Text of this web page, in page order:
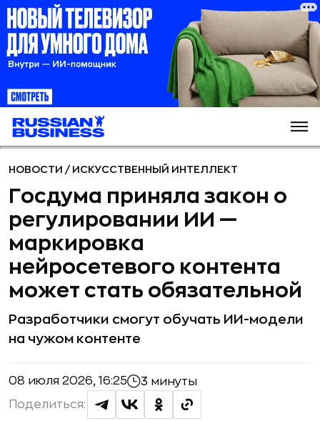
НОВОСТИ / ИСКУССТВЕННЫЙ ИНТЕЛЛЕКТ
Госдума приняла закон о
регулировании ИИ —
маркировка
нейросетевого контента
может стать обязательной
Разработчики смогут обучать ИИ-модели
на чужом контенте
08 июля 2026, 16:25 3 минуты
Поделиться: